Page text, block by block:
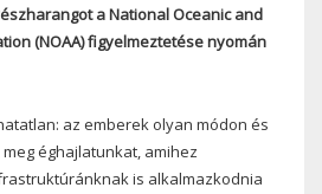
a National Oceanic and
(NOAA) figyelmeztetése nyomán
az emberek olyan módon és
éghajlatunkat, amihez
is alkalmazkodnia